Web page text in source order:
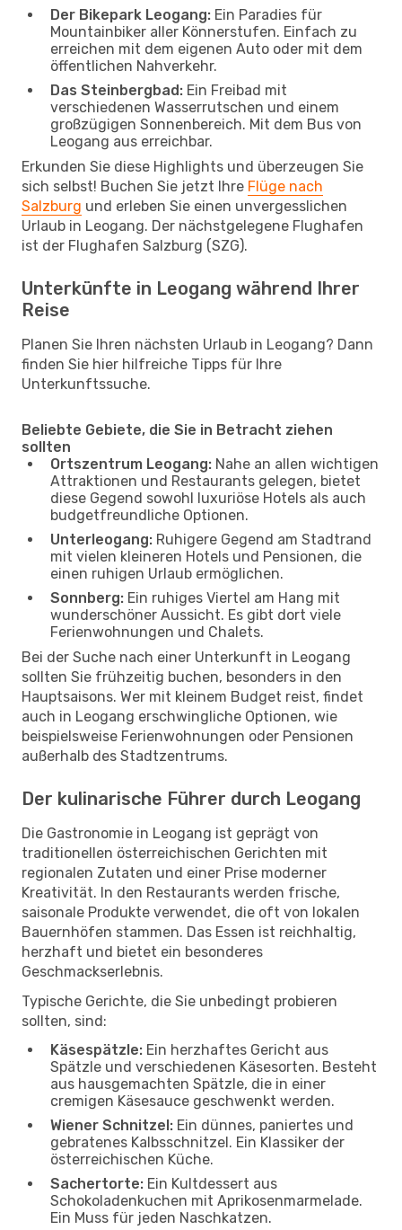
Der Bikepark Leogang: Ein Paradies für
Mountainbiker aller Könnerstufen. Einfach zu
erreichen mit dem eigenen Auto oder mit dem
öffentlichen Nahverkehr.
Das Steinbergbad: Ein Freibad mit
verschiedenen Wasserrutschen und einem
großzügigen Sonnenbereich. Mit dem Bus von
Leogang aus erreichbar.
Erkunden Sie diese Highlights und überzeugen Sie
sich selbst! Buchen Sie jetzt Ihre Flüge nach
Salzburg und erleben Sie einen unvergesslichen
Urlaub in Leogang. Der nächstgelegene Flughafen
ist der Flughafen Salzburg (SZG).
Unterkünfte in Leogang während Ihrer
Reise
Planen Sie Ihren nächsten Urlaub in Leogang? Dann
finden Sie hier hilfreiche Tipps für Ihre
Unterkunftssuche.
Beliebte Gebiete, die Sie in Betracht ziehen
sollten
Ortszentrum Leogang: Nahe an allen wichtigen
Attraktionen und Restaurants gelegen, bietet
diese Gegend sowohl luxuriöse Hotels als auch
budgetfreundliche Optionen.
Unterleogang: Ruhigere Gegend am Stadtrand
mit vielen kleineren Hotels und Pensionen, die
einen ruhigen Urlaub ermöglichen.
Sonnberg: Ein ruhiges Viertel am Hang mit
wunderschöner Aussicht. Es gibt dort viele
Ferienwohnungen und Chalets.
Bei der Suche nach einer Unterkunft in Leogang
sollten Sie frühzeitig buchen, besonders in den
Hauptsaisons. Wer mit kleinem Budget reist, findet
auch in Leogang erschwingliche Optionen, wie
beispielsweise Ferienwohnungen oder Pensionen
außerhalb des Stadtzentrums.
Der kulinarische Führer durch Leogang
Die Gastronomie in Leogang ist geprägt von
traditionellen österreichischen Gerichten mit
regionalen Zutaten und einer Prise moderner
Kreativität. In den Restaurants werden frische,
saisonale Produkte verwendet, die oft von lokalen
Bauernhöfen stammen. Das Essen ist reichhaltig,
herzhaft und bietet ein besonderes
Geschmackserlebnis.
Typische Gerichte, die Sie unbedingt probieren
sollten, sind:
Käsespätzle: Ein herzhaftes Gericht aus
Spätzle und verschiedenen Käsesorten. Besteht
aus hausgemachten Spätzle, die in einer
cremigen Käsesauce geschwenkt werden.
Wiener Schnitzel: Ein dünnes, paniertes und
gebratenes Kalbsschnitzel. Ein Klassiker der
österreichischen Küche.
Sachertorte: Ein Kultdessert aus
Schokoladenkuchen mit Aprikosenmarmelade.
Ein Muss für jeden Naschkatzen.